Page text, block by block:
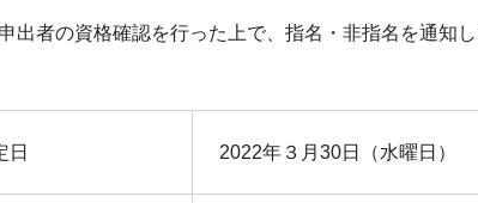
出者の資格確認を行った上で、指名・非指名を通知し
日 2022年３月30日（水曜日）